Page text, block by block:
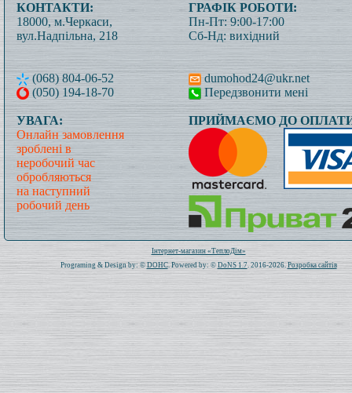
КОНТАКТИ:
18000, м.Черкаси,
вул.Надпільна, 218
(068) 804-06-52
(050) 194-18-70
ГРАФІК РОБОТИ:
Пн-Пт: 9:00-17:00
Сб-Нд: вихідний
dumohod24@ukr.net
Передзвонити мені
УВАГА:
Онлайн замовлення
зроблені в
неробочий час
обробляються
на наступний
робочий день
ПРИЙМАЄМО ДО
Всього: 1020804 Сьогодні: 421
Інтернет-магазин «ТеплоДім»
Programing & Design by: ©DOHC. Powered by: © DoNS 1.7. 2016-2026. Розробка сайтів